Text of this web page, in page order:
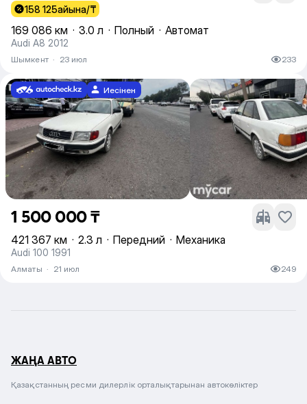
158 125айына/₸
169 086 км · 3.0 л · Полный · Автомат
Audi A8 2012
Шымкент · 23 июл 233
Иесінен
1 500 000 ₸
421 367 км · 2.3 л · Передний · Механика
Audi 100 1991
Алматы · 21 июл 249
ЖАҢА АВТО
Қазақстанның ресми дилерлік орталықтарынан автокөліктер